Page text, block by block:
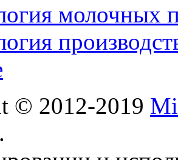
молочных
© 2012-2019